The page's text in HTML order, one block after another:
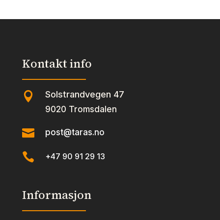
Kontakt info
 Solstrandvegen 47
9020 Tromsdalen
 post@taras.no
 +47 90 91 29 13
Informasjon